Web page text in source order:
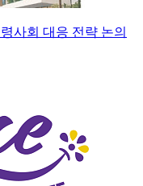
사회 대응 전략 논의